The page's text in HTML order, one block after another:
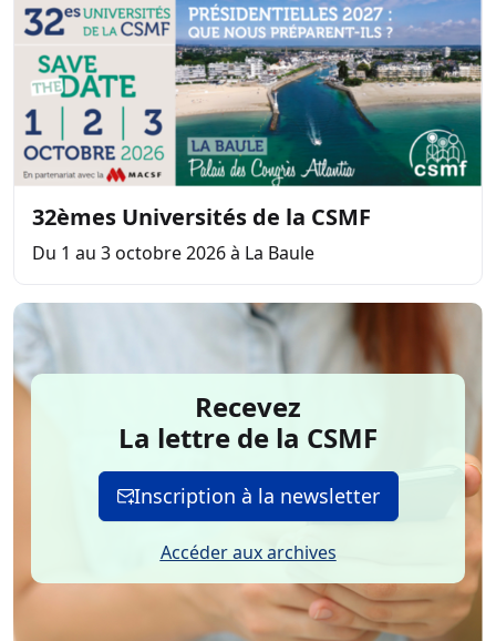
32èmes Universités de la CSMF
Du 1 au 3 octobre 2026 à La Baule
Recevez
La lettre de la CSMF
Inscription à la newsletter
Accéder aux archives